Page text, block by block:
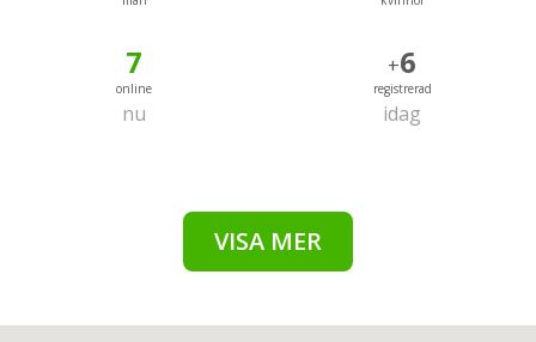
7
online
nu
+6
registrerad
idag
VISA MER